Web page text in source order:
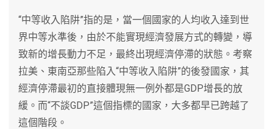
“中等收入陷阱”指的是，當一個國家的人均收入達到世
界中等水準後，由於不能實現經濟發展方式的轉變，導
致新的增長動力不足，最終出現經濟停滯的狀態。考察
拉美、東南亞那些陷入“中等收入陷阱”的後發國家，其
經濟停滯最初的直接體現無一例外都是GDP增長的放
緩。而“不談GDP”這個指標的國家，大多都早已跨越了
這個階段。